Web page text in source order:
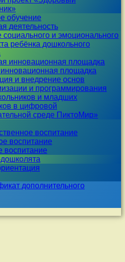
обучение
деятельность
социального и эмоционального
ребёнка дошкольного
инновационная площадка
площадка
и внедрение основ
и программирования
и младших
в цифровой
среде ПиктоМир»
воспитание
воспитание
воспитание
дополнительного